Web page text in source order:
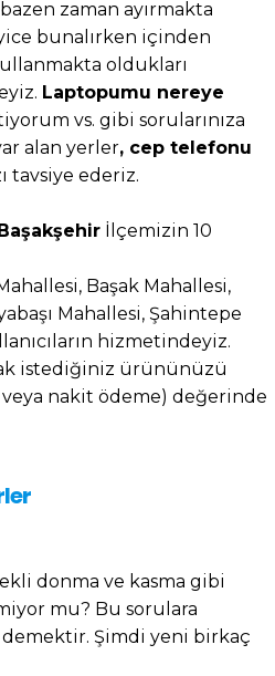
zaman ayırmakta
bunalırken içinden
oldukları
Laptopumu nereye
vs. gibi sorularınıza
alan yerler, cep telefonu
tavsiye ederiz.
İlçemizin 10
Başak Mahallesi,
Mahallesi, Şahintepe
hizmetindeyiz.
istediğiniz ürününüzü
nakit ödeme) değerinde
donma ve kasma gibi
mu? Bu sorulara
demektir. Şimdi yeni birkaç